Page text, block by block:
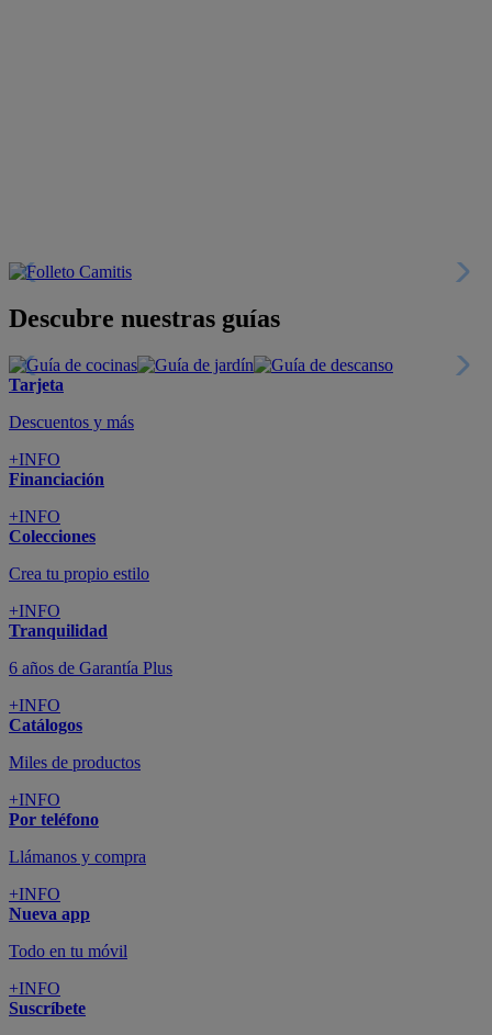
Descubre nuestras guías
Tarjeta
Descuentos y más
+INFO
Financiación
+INFO
Colecciones
Crea tu propio estilo
+INFO
Tranquilidad
6 años de Garantía Plus
+INFO
Catálogos
Miles de productos
+INFO
Por teléfono
Llámanos y compra
+INFO
Nueva app
Todo en tu móvil
+INFO
Suscríbete